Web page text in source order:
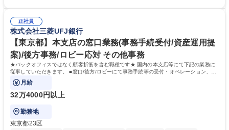
業務をお任せします。残業も基本的には発生せず、ご自身のペースで業務
を進めやすく定着率の高い環境です。 募集職種 東京【経理・総務】週1日
出社程度のリモート中心/残業基本無/独立系ファーム
【働き方について】現在は週4日程度の在宅勤務を実施しており、ワーク
ライフバランスを重視する方に最適な環境です（フルリモートも面接で相
談可）。【求める人物像】幅広いバックオフィス業務に柔軟に対応でき、
社内外と円滑にコミュニケーションを取りながら業務を推進できる方 学
歴・資格 学歴：大学院 大学 高専 短大 専修学校 高校 語学力： 資格：
正社員
株式会社三菱UFJ銀行
【東京都】本支店の窓口業務(事務手続受付/資産運用提
案)/後方事務/ロビー応対 その他事務
★バックオフィスではなく顧客折衝を含む職種です★ 国内の本支店等にて下記の業務に
従事していただきます。 ■窓口/後方/ロビーにて事務手続等の受付・オペレーション、お
客様対応
月給
32万4000円以上
勤務地
東京都23区